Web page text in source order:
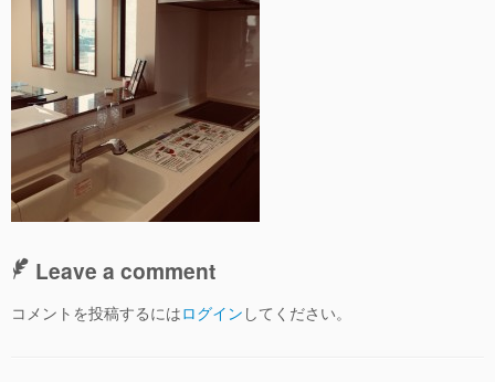
Leave a comment
コメントを投稿するにはログイン してください。